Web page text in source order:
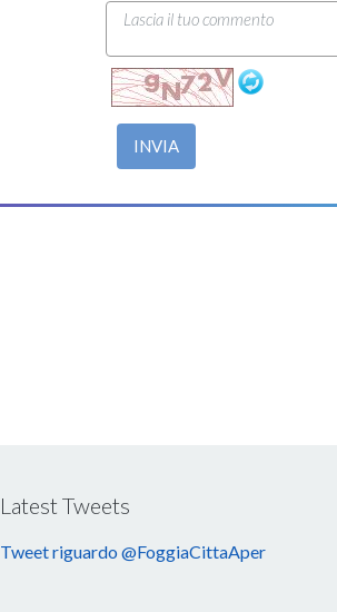
INVIA
Latest Tweets
Tweet riguardo @FoggiaCittaAper